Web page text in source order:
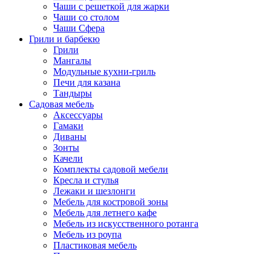
Чаши с решеткой для жарки
Чаши со столом
Чаши Сфера
Грили и барбекю
Грили
Мангалы
Модульные кухни-гриль
Печи для казана
Тандыры
Садовая мебель
Аксессуары
Гамаки
Диваны
Зонты
Качели
Комплекты садовой мебели
Кресла и стулья
Лежаки и шезлонги
Мебель для костровой зоны
Мебель для летнего кафе
Мебель из искусственного ротанга
Мебель из роупа
Пластиковая мебель